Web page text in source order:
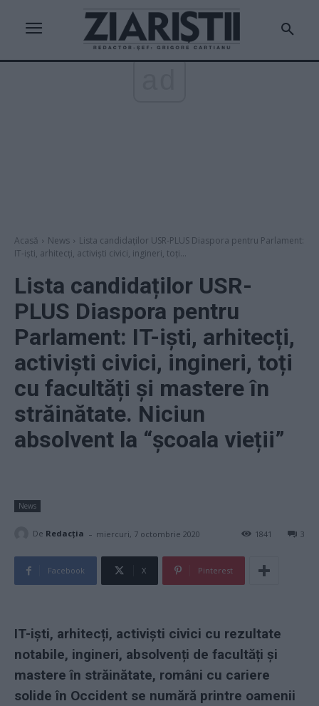
Acasă News
Lista candidaților USR-PLUS Diaspora pentru Parlament:
IT-iști, arhitecți, activiști civici, ingineri, toți...
Lista candidaților USR-
PLUS Diaspora pentru
Parlament: IT-iști, arhitecți,
activiști civici, ingineri, toți
cu facultăți și mastere în
străinătate. Niciun
absolvent la “școala vieții”
News
De Redacţia - miercuri, 7 octombrie 2020 3
1841
Facebook X Pinterest
IT-iști, arhitecți, activiști civici cu rezultate
notabile, ingineri, absolvenți de facultăți și
mastere în străinătate, români cu cariere
solide în Occident se numără printre oamenii